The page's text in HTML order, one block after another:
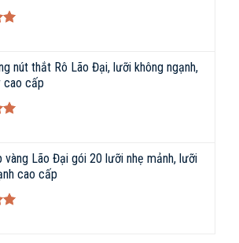
nút thắt Rô Lão Đại, lưỡi không ngạnh,
cao cấp
vàng Lão Đại gói 20 lưỡi nhẹ mảnh, lưỡi
cao cấp